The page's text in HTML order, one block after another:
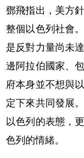
鄧飛指出，美方
整個以色列社會
是反對力量尚未
邊阿拉伯國家、
府本身並不想與
定下來共同發展
以色列的表態，
色列的情緒。